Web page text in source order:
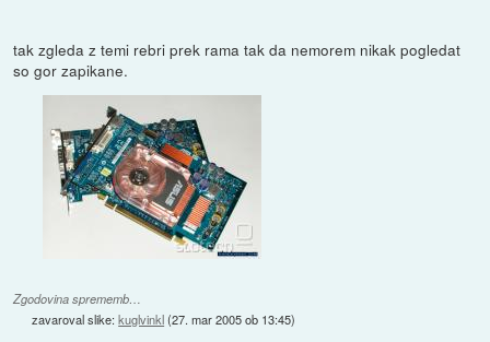
tak zgleda z temi rebri prek rama tak da nemorem nikak pogledat
so gor zapikane.
Zgodovina sprememb…
zavaroval slike:kuglvinkl(27. mar 2005 ob 13:45)